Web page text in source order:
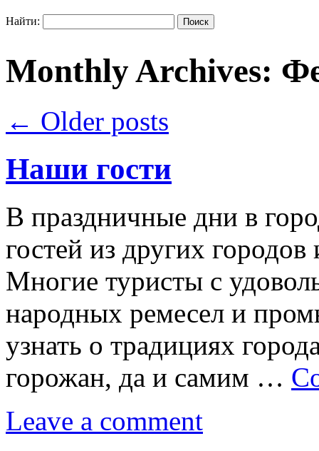
Найти:
Monthly Archives:
← Older posts
Наши гости
В праздничные дни в
гостей из других
Многие туристы с
народных ремесел и
узнать о традициях
горожан, да и самим …
Leave a comment